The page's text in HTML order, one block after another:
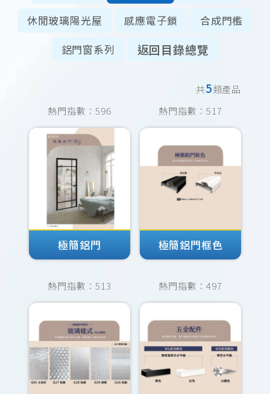
休閒玻璃陽光屋
感應電子鎖
合成門檻
鋁門窗系列
返回目錄總覽
共5類產品
熱門指數：596
極簡鋁門
熱門指數：517
極簡鋁門框色
熱門指數：513 熱門指數：497